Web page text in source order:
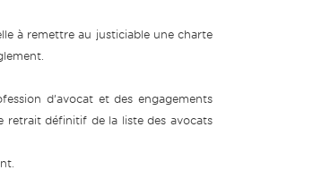
à remettre au justiciable une charte
d’avocat et des engagements
retrait définitif de la liste des avocats